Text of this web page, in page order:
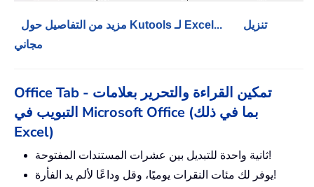
مزيد من التفاصيل حول Kutools لـ Excel...
تنزيل
مجاني
Office Tab - تمكين القراءة والتحرير بعلامات
التبويب في Microsoft Office (بما في ذلك
Excel)
ثانية واحدة للتبديل بين عشرات المستندات المفتوحة!
يوفر لك مئات النقرات يوميًا، وقل وداعًا لألم يد الفأرة!